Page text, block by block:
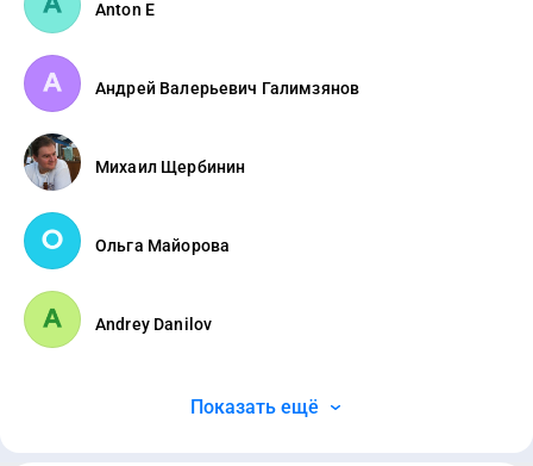
Anton E
Андрей Валерьевич Галимзянов
Михаил Щербинин
Ольга Майорова
Andrey Danilov
Показать ещё